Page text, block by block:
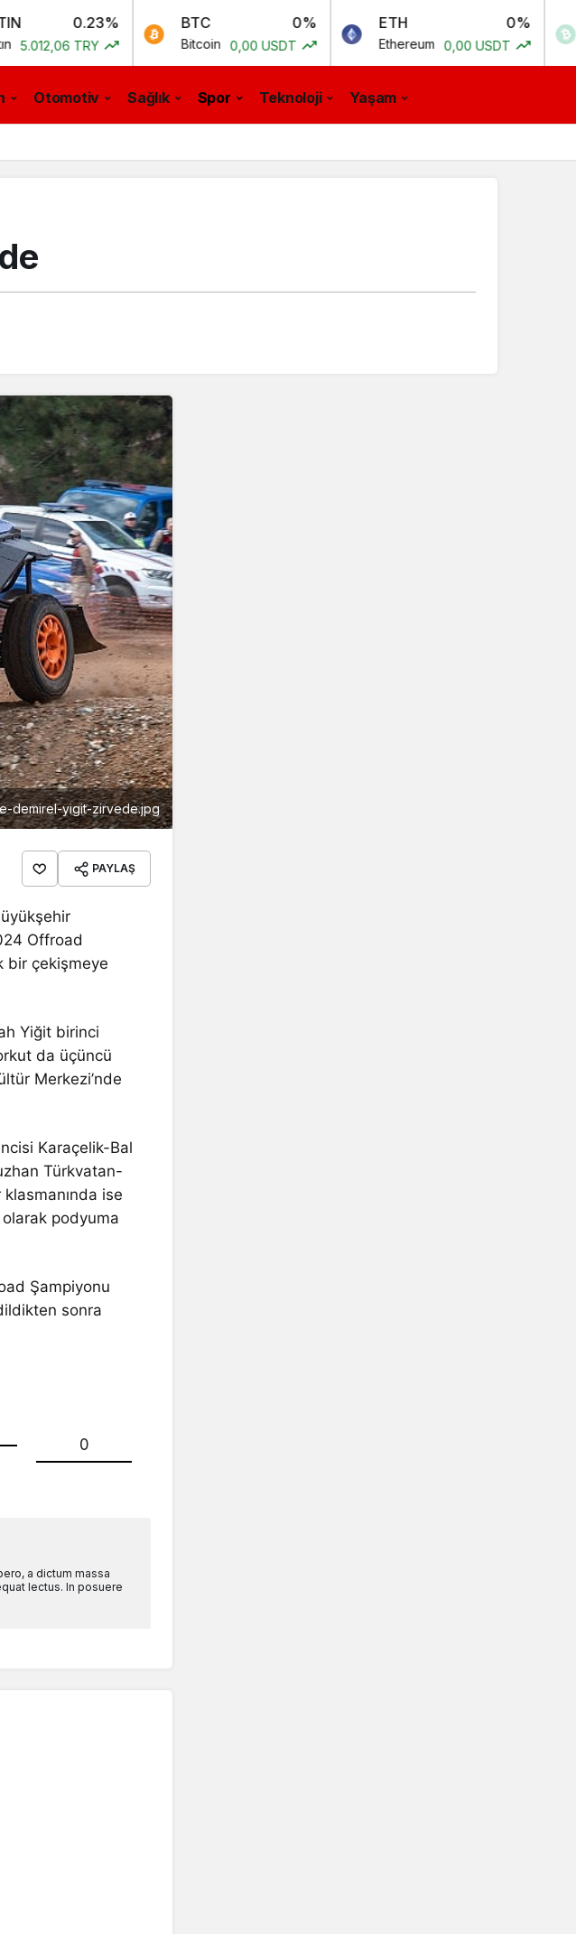
0.23%
TRY
BTC
Bitcoin 0,00 USDT
ETH
Ethereum 0,00 USDT
BCH
Bitcoin
Otomotiv Sağlık Spor Teknoloji Yaşam
demirel-yigit-zirvede.jpg
PAYLAŞ
Offroad
bir çekişmeye
Yiğit birinci
da üçüncü
Merkezi’nde
Karaçelik-Bal
Türkvatan-
ise
podyuma
Şampiyonu
sonra
0
a dictum massa
lectus. In posuere